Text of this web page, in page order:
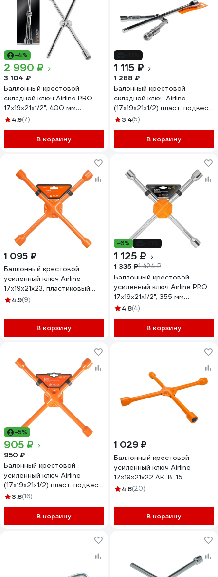
-4%
2 990 ₽
3 104 ₽
Баллонный крестовой
складной ключ Airline PRO
17x19x21x1/2", 400 мм
ATAB007
4.9(7)
В корзину
1 115 ₽
1 288 ₽
Балонный крестовой
складной ключ Airline
(17x19x21x1/2) пласт. подвес
AK-B-01
3.4(5)
В корзину
1 095 ₽
Баллонный крестовой
усиленный ключ Airline
17x19x21x23, пластиковый
подвес ATAB002
4.9(9)
В корзину
-6%
1 125 ₽
1 335 ₽1 424 ₽
Баллонный крестовой
усиленный ключ Airline PRO
17x19x21x1/2", 355 мм
ATAB003
4.8(4)
В корзину
-5%
905 ₽
950 ₽
Балонный крестовой
усиленный ключ Airline
(17x19x21x1/2) пласт. подвес
AK-B-02
3.8(16)
В корзину
1 029 ₽
Баллонный крестовой
усиленный ключ Airline
17х19х21х22 AK-B-15
4.8(20)
В корзину